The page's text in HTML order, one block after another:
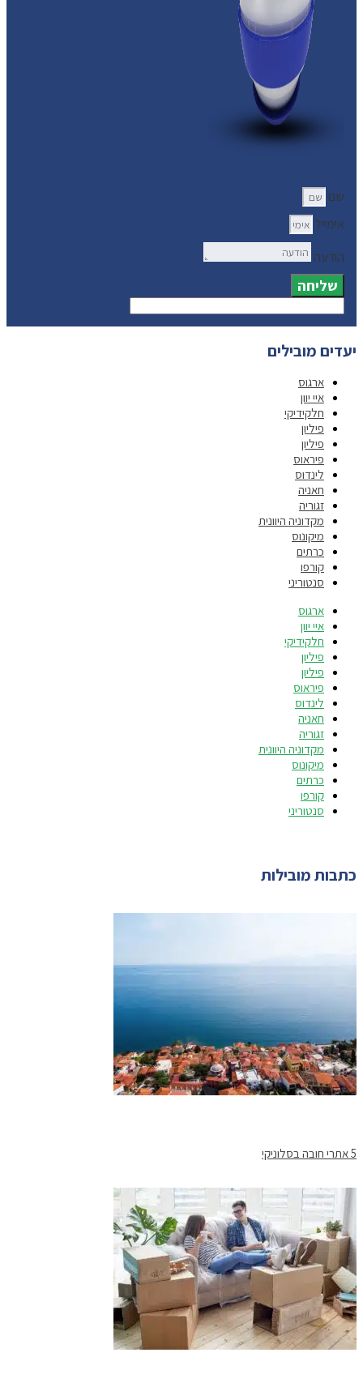
שם
אימייל
הודעה
שליחה
יעדים מובילים
ארגוס
איי יוון
חלקידיקי
פיליון
פיליון
פיראוס
לינדוס
חאניה
זגוריה
מקדוניה היוונית
מיקונוס
כרתים
קורפו
סנטוריני
ארגוס
איי יוון
חלקידיקי
פיליון
פיליון
פיראוס
לינדוס
חאניה
זגוריה
מקדוניה היוונית
מיקונוס
כרתים
קורפו
סנטוריני
כתבות מובילות
5 אתרי חובה בסלוניקי